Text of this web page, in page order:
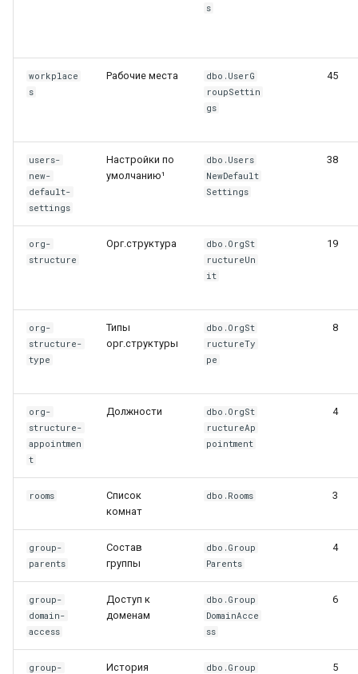
Пользовательскые
счётчики
Доступ из UI
15. Синхронизация
AD/LDAP — параметры
профиля
Флаги синхронизации
Формат логинов и
оргструктура
Защита от массовых
обновлений
Оптимизация
16. Типы групп
18. Импорт
пользователей из Excel
s
workplace
s
Рабочие места
dbo.UserG
roupSettin
gs
45
users-
new-
default-
settings
Настройки по
умолчанию¹
dbo.Users
NewDefault
Settings
38
org-
structure
Орг.структура
dbo.OrgSt
ructureUn
it
19
org-
structure-
type
Типы
орг.структуры
dbo.OrgSt
ructureTy
pe
8
org-
structure-
appointmen
t
Должности
dbo.OrgSt
ructureAp
pointment
4
rooms
Список
комнат
dbo.Rooms 3
group-
parents
Состав
группы
dbo.Group
Parents
4
group-
domain-
access
Доступ к
доменам
dbo.Group
DomainAcce
ss
6
group- История dbo.Group 5